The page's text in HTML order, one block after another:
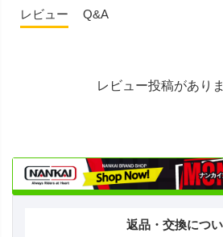
レビュー Q&A
レビュー投稿があり
返品・交換につ